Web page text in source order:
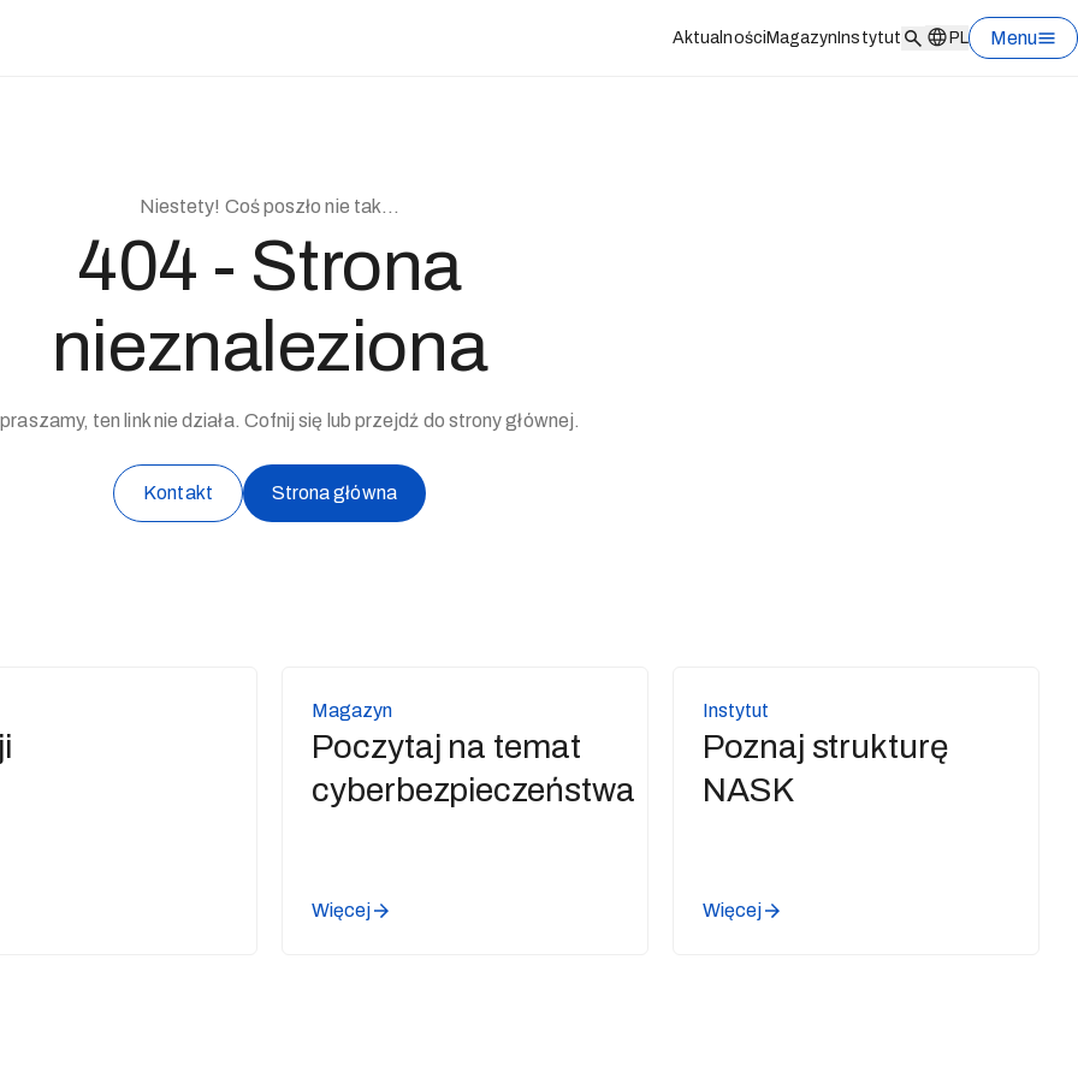
Aktualności Magazyn Instytut PL Menu
Niestety! Coś poszło nie tak...
404 - Strona
nieznaleziona
ten link nie działa. Cofnij się lub przejdź do strony głównej.
Kontakt Strona główna
Magazyn
Poczytaj na temat
cyberbezpieczeństwa
Więcej
Instytut
Poznaj strukturę
NASK
Więcej